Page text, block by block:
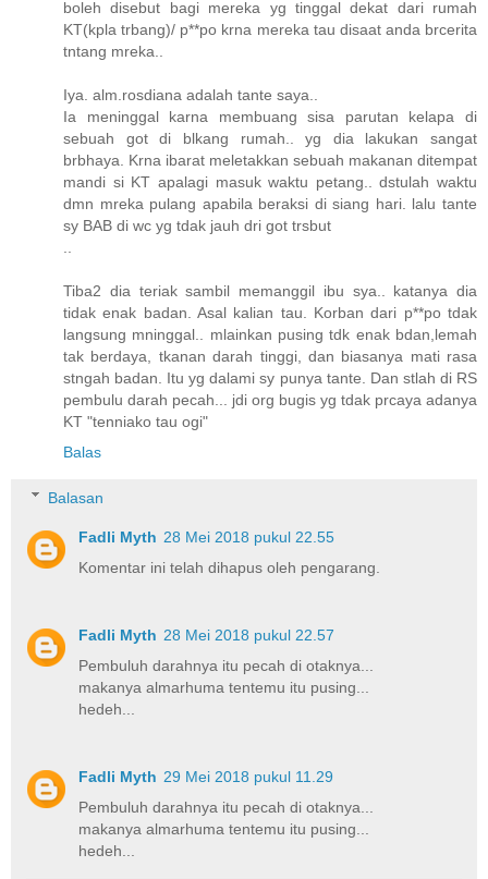
boleh disebut bagi mereka yg tinggal dekat dari rumah
KT(kpla trbang)/ p**po krna mereka tau disaat anda brcerita
tntang mreka..
Iya. alm.rosdiana adalah tante saya..
Ia meninggal karna membuang sisa parutan kelapa di
sebuah got di blkang rumah.. yg dia lakukan sangat
brbhaya. Krna ibarat meletakkan sebuah makanan ditempat
mandi si KT apalagi masuk waktu petang.. dstulah waktu
dmn mreka pulang apabila beraksi di siang hari. lalu tante
sy BAB di wc yg tdak jauh dri got trsbut
Tiba2 dia teriak sambil memanggil ibu sya.. katanya dia
tidak enak badan. Asal kalian tau. Korban dari p**po tdak
langsung mninggal.. mlainkan pusing tdk enak bdan,lemah
tak berdaya, tkanan darah tinggi, dan biasanya mati rasa
stngah badan. Itu yg dalami sy punya tante. Dan stlah di RS
pembulu darah pecah... jdi org bugis yg tdak prcaya adanya
KT "tenniako tau ogi"
Balas
Balasan
Fadli Myth 28 Mei 2018 pukul 22.55
Komentar ini telah dihapus oleh pengarang.
Fadli Myth 28 Mei 2018 pukul 22.57
Pembuluh darahnya itu pecah di otaknya...
makanya almarhuma tentemu itu pusing...
hedeh...
Fadli Myth 29 Mei 2018 pukul 11.29
Pembuluh darahnya itu pecah di otaknya...
makanya almarhuma tentemu itu pusing...
hedeh...